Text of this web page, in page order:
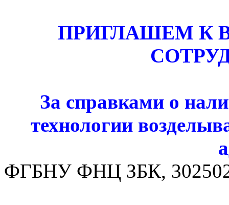
ПРИГЛАШЕМ К
За справками о
технологии
ФГБНУ ФНЦ ЗБК, 302502,